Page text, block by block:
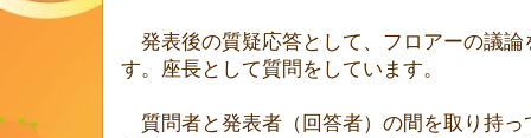
発表後の質疑応答として、フロアーの議論
す。座長として質問をしています。
質問者と発表者（回答者）の間を取り持っ